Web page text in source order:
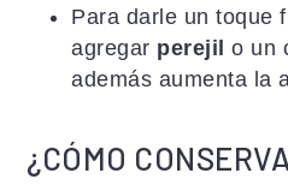
Para darle un toque
agregar perejil o un
además aumenta la
¿CÓMO